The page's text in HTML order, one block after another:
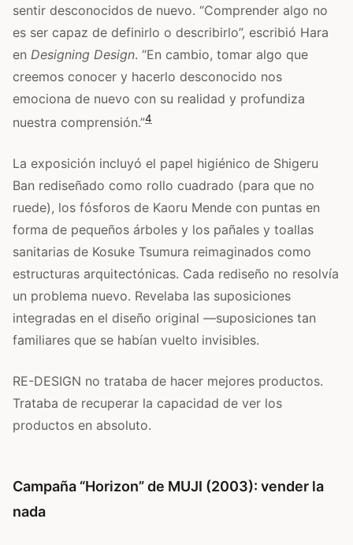
sentir desconocidos de nuevo. “Comprender algo no
es ser capaz de definirlo o describirlo”, escribió Hara
en Designing Design. “En cambio, tomar algo que
creemos conocer y hacerlo desconocido nos
emociona de nuevo con su realidad y profundiza
nuestra comprensión.”4
La exposición incluyó el papel higiénico de Shigeru
Ban rediseñado como rollo cuadrado (para que no
ruede), los fósforos de Kaoru Mende con puntas en
forma de pequeños árboles y los pañales y toallas
sanitarias de Kosuke Tsumura reimaginados como
estructuras arquitectónicas. Cada rediseño no resolvía
un problema nuevo. Revelaba las suposiciones
integradas en el diseño original —suposiciones tan
familiares que se habían vuelto invisibles.
RE-DESIGN no trataba de hacer mejores productos.
Trataba de recuperar la capacidad de ver los
productos en absoluto.
Campaña “Horizon” de MUJI (2003): vender la
nada